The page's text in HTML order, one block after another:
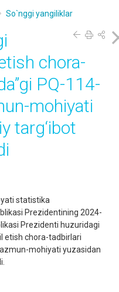
So`nggi yangiliklar
chora-
PQ-114-
mohiyati
targ‘ibot
statistika
Prezidentining 2024-
Prezidenti huzuridagi
etish chora-tadbirlari
mohiyati yuzasidan